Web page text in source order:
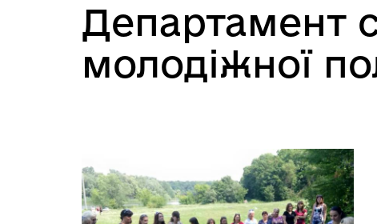
Департамент
молодіжної